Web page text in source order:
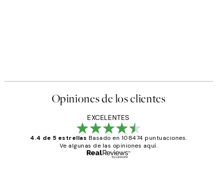
Opiniones de los clientes
EXCELENTES
4.4 de 5 estrellas Basado en 108474 puntuaciones.
Ve algunas de las opiniones aquí.